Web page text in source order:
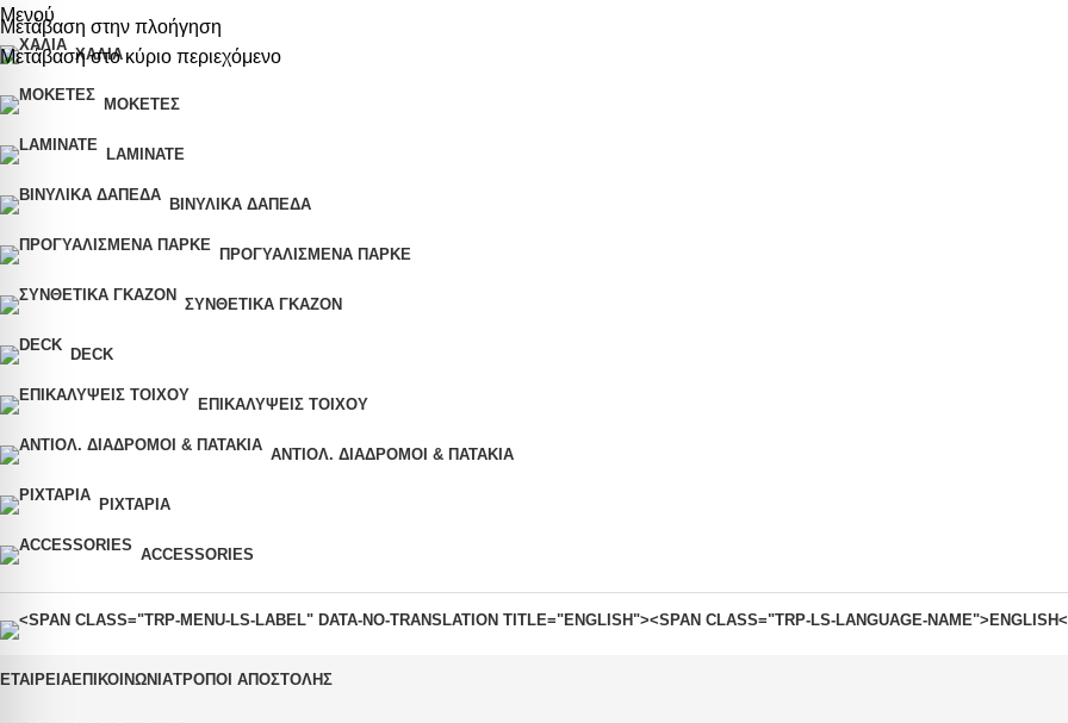
Μετάβαση στην πλοήγηση
Μετάβαση στο κύριο περιεχόμενο
Μενού
ΧΑΛΙΆ
ΜΟΚΈΤΕΣ
LAMINATE
ΒΙΝΥΛΙΚΆ ΔΆΠΕΔΑ
ΠΡΟΓΥΑΛΙΣΜΈΝΑ ΠΑΡΚΈ
ΣΥΝΘΕΤΙΚΆ ΓΚΑΖΌΝ
DECK
ΕΠΙΚΑΛΎΨΕΙΣ ΤΟΊΧΟΥ
ΑΝΤΙΟΛ. ΔΙΆΔΡΟΜΟΙ & ΠΑΤΆΚΙΑ
ΡΙΧΤΆΡΙΑ
ACCESSORIES
ΕΤΑΙΡΕΊΑΕΠΙΚΟΙΝΩΝΊΑΤΡΌΠΟΙ ΑΠΟΣΤΟΛΉΣ